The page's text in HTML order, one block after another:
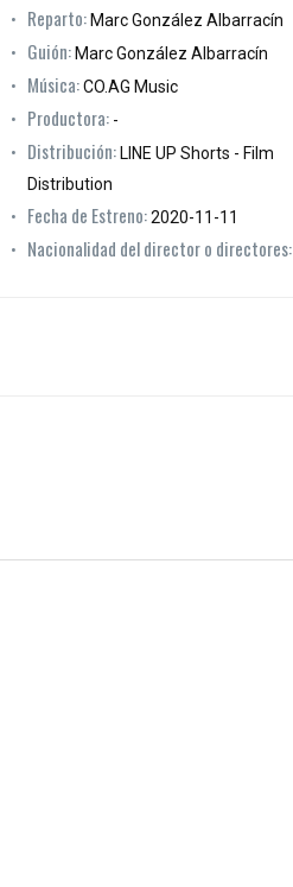
Reparto: Marc González Albarracín
Guión: Marc González Albarracín
Música:CO.AG Music
Productora: -
Distribución: LINE UP Shorts - Film
Distribution
Fecha de Estreno:2020-11-11
Nacionalidad del director o directores: